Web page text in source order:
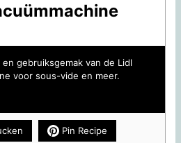
gebruiksgemak van de Lidl
voor sous-vide en meer.
Pin Recipe